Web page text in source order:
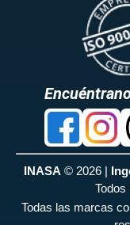
INASA © 2026 |
Todas las marcas